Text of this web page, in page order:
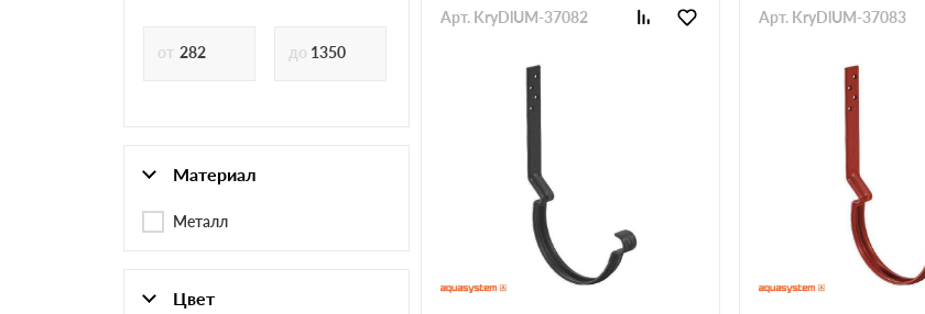
Сланцевая кровля Профнастил и штакетник
Черепица Ондулин
Материал
Металл
Цвет
Арт. KryDlUM-37082 Арт. KryDlUM-37083